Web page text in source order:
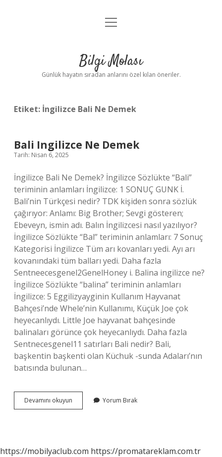
Anasayfa
Yasal Uyarı
menüyü
Bilgi Molası
Günlük hayatın sıradan anlarını özel kılan öneriler.
Etiket: İngilizce Bali Ne Demek
Bali Ingilizce Ne Demek
Tarih: Nisan 6, 2025
İngilizce Bali Ne Demek? İngilizce Sözlükte “Bali”
teriminin anlamları İngilizce: 1 SONUÇ GUNK İ.
Bali’nin Türkçesi nedir? TDK kişiden sonra sözlük
çağırıyor: Anlamı: Big Brother; Sevgi gösteren;
Ebeveyn, ismin adı. Balın İngilizcesi nasıl yazılıyor?
İngilizce Sözlükte “Bal” teriminin anlamları: 7 Sonuç
Kategorisi İngilizce Tüm arı kovanları yedi. Ayı arı
kovanındaki tüm balları yedi. Daha fazla
Sentneecesgenel2GenelHoney i. Balina ingilizce ne?
İngilizce Sözlükte “balina” teriminin anlamları
İngilizce: 5 Eggilizyayginin Kullanım Hayvanat
Bahçesi’nde Whele’nin Kullanımı, Küçük Joe çok
heyecanlıydı. Little Joe hayvanat bahçesinde
balinaları görünce çok heyecanlıydı. Daha fazla
Sentnecesgenel11 satırları Bali nedir? Bali,
başkentin başkenti olan Küchuk -sunda Adaları’nın
batısında bulunan…
Devamını okuyun
Ingilizce
Yorum Bırak
https://mobilyaclub.com https://promatareklam.com.tr